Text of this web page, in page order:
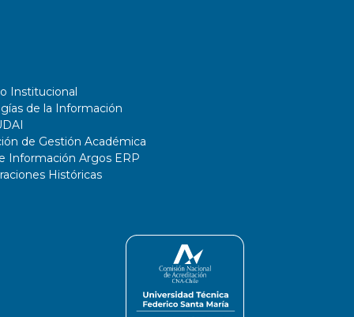
Institucional
de la Información
de Gestión Académica
Información Argos ERP
Históricas